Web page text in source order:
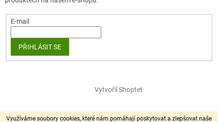
Využíváme soubory cookies, které nám pomáhají poskytovat a zlepšovat naše
E-mail
PŘIHLÁSIT SE
Vytvořil Shoptet
Copyright 2026chlupík.cz. Všechna práva vyhrazena.